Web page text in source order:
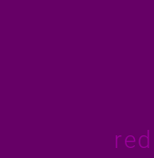
red